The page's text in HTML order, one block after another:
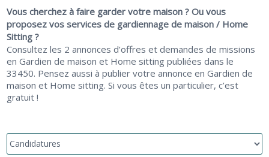
Vous cherchez à faire garder votre maison ? Ou vous
proposez vos services de gardiennage de maison / Home
Sitting ?
Consultez les 2 annonces d’offres et demandes de missions
en Gardien de maison et Home sitting publiées dans le
33450. Pensez aussi à publier votre annonce en Gardien de
maison et Home sitting. Si vous êtes un particulier, c’est
gratuit !